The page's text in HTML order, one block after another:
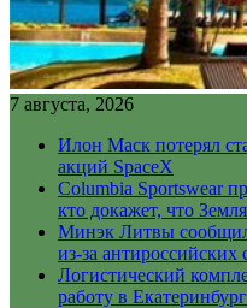
7 августа, 2026
Илон Маск потерял
акций SpaceX
Columbia Sportswear
кто докажет, что
Минэк Литвы сообщил
из-за антироссийских
Логистический
работу в